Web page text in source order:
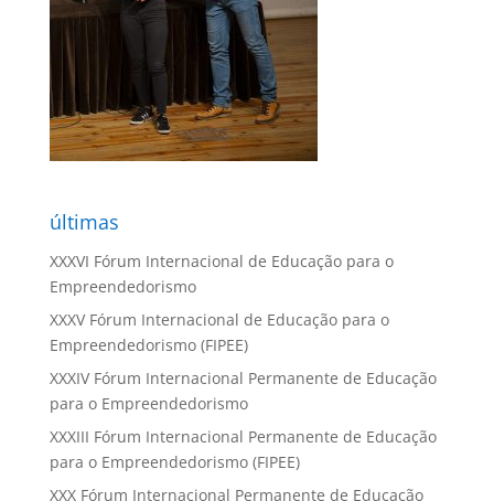
últimas
XXXVI Fórum Internacional de Educação para o
Empreendedorismo
XXXV Fórum Internacional de Educação para o
Empreendedorismo (FIPEE)
XXXIV Fórum Internacional Permanente de Educação
para o Empreendedorismo
XXXIII Fórum Internacional Permanente de Educação
para o Empreendedorismo (FIPEE)
XXX Fórum Internacional Permanente de Educação